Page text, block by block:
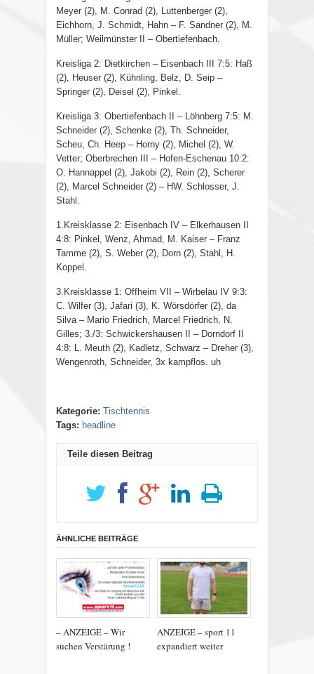
Meyer (2), M. Conrad (2), Luttenberger (2),
Eichhorn, J. Schmidt, Hahn – F. Sandner (2), M.
Müller; Weilmünster II – Obertiefenbach.
Kreisliga 2: Dietkirchen – Eisenbach III 7:5: Haß
(2), Heuser (2), Kühnling, Belz, D. Seip –
Springer (2), Deisel (2), Pinkel.
Kreisliga 3: Obertiefenbach II – Löhnberg 7:5: M.
Schneider (2), Schenke (2), Th. Schneider,
Scheu, Ch. Heep – Horny (2), Michel (2), W.
Vetter; Oberbrechen III – Hofen-Eschenau 10:2:
O. Hannappel (2), Jakobi (2), Rein (2), Scherer
(2), Marcel Schneider (2) – HW. Schlosser, J.
Stahl.
1.Kreisklasse 2: Eisenbach IV – Elkerhausen II
4:8: Pinkel, Wenz, Ahmad, M. Kaiser – Franz
Tamme (2), S. Weber (2), Dorn (2), Stahl, H.
Koppel.
3.Kreisklasse 1: Offheim VII – Wirbelau IV 9:3:
C. Wilfer (3), Jafari (3), K. Wörsdörfer (2), da
Silva – Mario Friedrich, Marcel Friedrich, N.
Gilles; 3./3: Schwickershausen II – Dorndorf II
4:8: L. Meuth (2), Kadletz, Schwarz – Dreher (3),
Wengenroth, Schneider, 3x kampflos. uh
Kategorie: Tischtennis
Tags: headline
Teile diesen Beitrag
ÄHNLICHE BEITRÄGE
– ANZEIGE – Wir
suchen Verstärung !
ANZEIGE – sport 11
expandiert weiter